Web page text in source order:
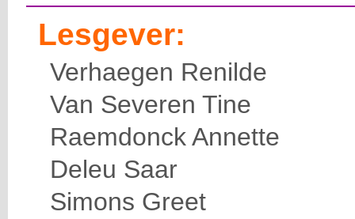
Lesgever:
Verhaegen Renilde
Van Severen Tine
Raemdonck Annette
Deleu Saar
Simons Greet